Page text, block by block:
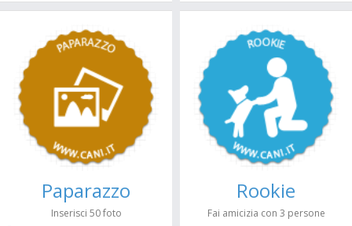
Paparazzo
Inserisci 50 foto
Rookie
Fai amicizia con 3 persone